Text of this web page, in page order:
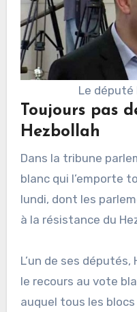
Le député
Toujours pas
Hezbollah
Dans la tribune
blanc qui l’emporte
lundi, dont les
à la résistance du
L’un de ses
le recours au vote
auquel tous les